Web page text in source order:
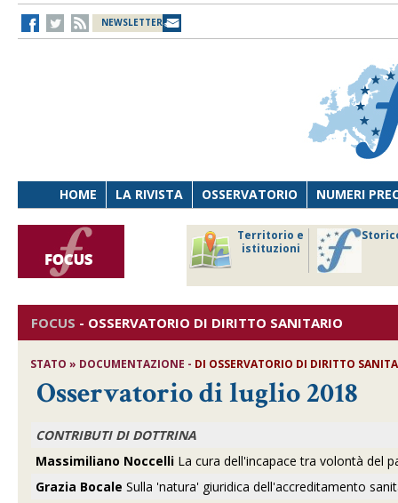
NEWSLETTER
HOME LA RIVISTA OSSERVATORIO NUMERI
Territorio e
istituzioni
FOCUS - OSSERVATORIO DI DIRITTO SANITARIO
STATO » DOCUMENTAZIONE - DI OSSERVATORIO DI DIRITTO
Osservatorio di luglio 2018
CONTRIBUTI DI DOTTRINA
Massimiliano NoccelliLa cura dell'incapace tra volontà del
Grazia Bocale Sulla 'natura' giuridica dell'accreditamento